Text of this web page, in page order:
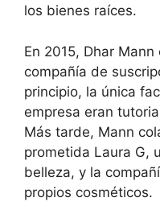
los bienes raíces.
En 2015, Dhar Mann
compañía de
principio, la única
empresa eran
Más tarde, Mann
prometida Laura G,
belleza, y la
propios cosméticos.